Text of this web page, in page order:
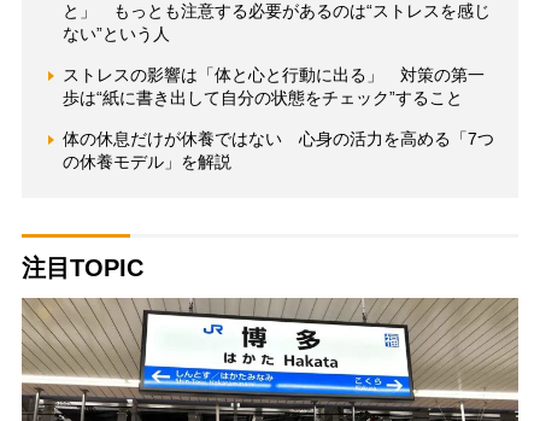
と」 もっとも注意する必要があるのは“ストレスを感じ
ない”という人
ストレスの影響は「体と心と行動に出る」 対策の第一
歩は“紙に書き出して自分の状態をチェック”すること
体の休息だけが休養ではない 心身の活力を高める「7つ
の休養モデル」を解説
注目TOPIC